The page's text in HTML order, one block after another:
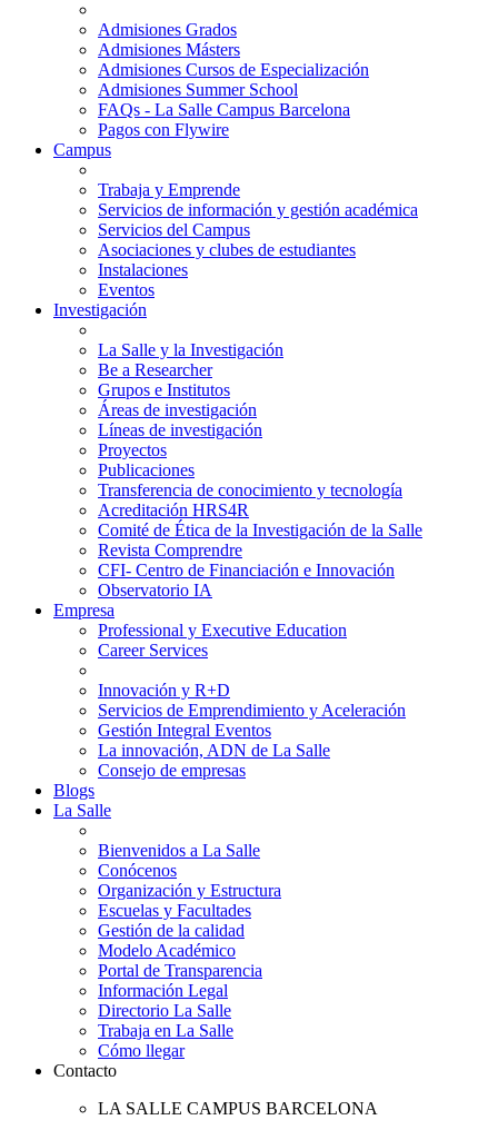
Admisiones Grados
Admisiones Másters
Admisiones Cursos de Especialización
Admisiones Summer School
FAQs - La Salle Campus Barcelona
Pagos con Flywire
Campus
Trabaja y Emprende
Servicios de información y gestión académica
Servicios del Campus
Asociaciones y clubes de estudiantes
Instalaciones
Eventos
Investigación
La Salle y la Investigación
Be a Researcher
Grupos e Institutos
Áreas de investigación
Líneas de investigación
Proyectos
Publicaciones
Transferencia de conocimiento y tecnología
Acreditación HRS4R
Comité de Ética de la Investigación de la Salle
Revista Comprendre
CFI- Centro de Financiación e Innovación
Observatorio IA
Empresa
Professional y Executive Education
Career Services
Innovación y R+D
Servicios de Emprendimiento y Aceleración
Gestión Integral Eventos
La innovación, ADN de La Salle
Consejo de empresas
Blogs
La Salle
Bienvenidos a La Salle
Conócenos
Organización y Estructura
Escuelas y Facultades
Gestión de la calidad
Modelo Académico
Portal de Transparencia
Información Legal
Directorio La Salle
Trabaja en La Salle
Cómo llegar
Contacto
LA SALLE CAMPUS BARCELONA